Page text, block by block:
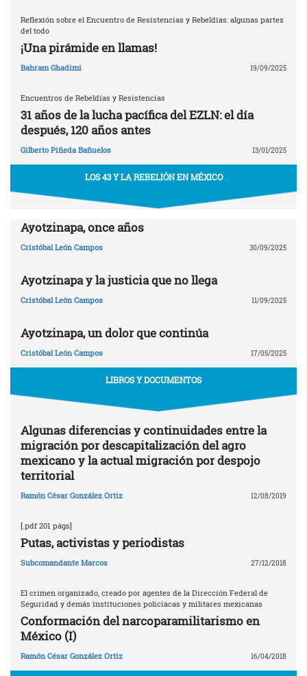
Reflexión sobre el Encuentro de Resistencias y Rebeldías: algunas partes
del todo
¡Una pirámide en llamas!
Bahram Ghadimi 19/09/2025
Encuentros de Rebeldías y Resistencias
31 años de la lucha pacífica del EZLN: el día
después, 120 años antes
Gilberto Piñeda Bañuelos 13/01/2025
LOS 43 Y LA REBELIÓN EN MÉXICO
Ayotzinapa, once años
Cristóbal León Campos 30/09/2025
Ayotzinapa y la justicia que no llega
Cristóbal León Campos 11/09/2025
Ayotzinapa, un dolor que continúa
Cristóbal León Campos 17/05/2025
LIBROS Y DOCUMENTOS
Algunas diferencias y continuidades entre la
migración por descapitalización del agro
mexicano y la actual migración por despojo
territorial
Ramón César González Ortiz 12/08/2019
[.pdf 201 págs]
Putas, activistas y periodistas
Subcomandante Marcos 27/12/2018
El crimen organizado, creado por agentes de la Dirección Federal de
Seguridad y demás instituciones policiacas y militares mexicanas
Conformación del narcoparamilitarismo en
México (I)
Ramón César González Ortiz 16/04/2018